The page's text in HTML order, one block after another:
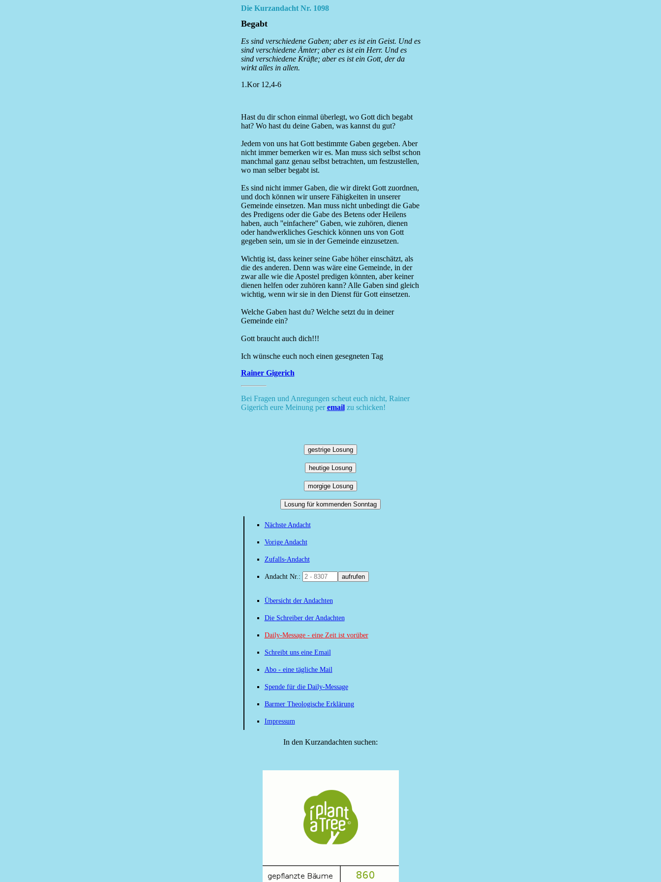
Die Kurzandacht Nr. 1098
Begabt
Es sind verschiedene Gaben; aber es ist ein Geist. Und es
sind verschiedene Ämter; aber es ist ein Herr. Und es
sind verschiedene Kräfte; aber es ist ein Gott, der da
wirkt alles in allen.
1.Kor 12,4-6
Hast du dir schon einmal überlegt, wo Gott dich begabt
hat? Wo hast du deine Gaben, was kannst du gut?
Jedem von uns hat Gott bestimmte Gaben gegeben. Aber
nicht immer bemerken wir es. Man muss sich selbst schon
manchmal ganz genau selbst betrachten, um festzustellen,
wo man selber begabt ist.
Es sind nicht immer Gaben, die wir direkt Gott zuordnen,
und doch können wir unsere Fähigkeiten in unserer
Gemeinde einsetzen. Man muss nicht unbedingt die Gabe
des Predigens oder die Gabe des Betens oder Heilens
haben, auch ''einfachere'' Gaben, wie zuhören, dienen
oder handwerkliches Geschick können uns von Gott
gegeben sein, um sie in der Gemeinde einzusetzen.
Wichtig ist, dass keiner seine Gabe höher einschätzt, als
die des anderen. Denn was wäre eine Gemeinde, in der
zwar alle wie die Apostel predigen könnten, aber keiner
dienen helfen oder zuhören kann? Alle Gaben sind gleich
wichtig, wenn wir sie in den Dienst für Gott einsetzen.
Welche Gaben hast du? Welche setzt du in deiner
Gemeinde ein?
Gott braucht auch dich!!!
Ich wünsche euch noch einen gesegneten Tag
Rainer Gigerich
Bei Fragen und Anregungen scheut euch nicht, Rainer
Gigerich eure Meinung peremailzu schicken!
gestrige Losung
heutige Losung
morgige Losung
Losung für kommenden Sonntag
Nächste Andacht
Vorige Andacht
Zufalls-Andacht
Andacht Nr.: aufrufen
Übersicht der Andachten
Die Schreiber der Andachten
Daily-Message - eine Zeit ist vorüber
Schreibt uns eine Email
Abo - eine tägliche Mail
Spende für die Daily-Message
Barmer Theologische Erklärung
Impressum
In den Kurzandachten suchen: